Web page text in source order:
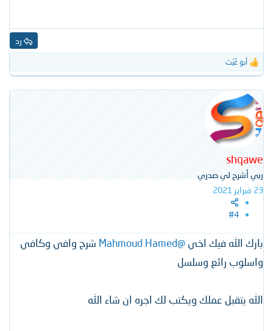
رد
ا
ل
ا
ع
ل
ا
:
أبو غَيْث
shqawe
ربي أشرح لي صدري
23 فبراير 2021
#4
بارك الله فيك اخي @Mahmoud Hamed
شرح وافي وكافي
واسلوب رائع وسلسل
الله يتقبل عملك ويكتب لك اجره ان شاء الله